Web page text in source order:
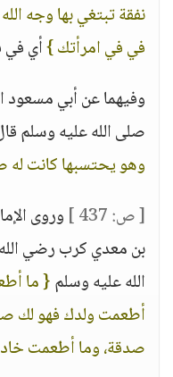
نفقة تبتغي بها وجه
في في امرأتك }أي في
وفيهما عن أبي مسعود
صلى الله عليه وسلم
وهو يحتسبها كانت
[ ص: 437 ]
وروى
بن معدي كرب رضي
الله عليه وسلم{ ما
أطعمت ولدك فهو لك
صدقة، وما أطعمت